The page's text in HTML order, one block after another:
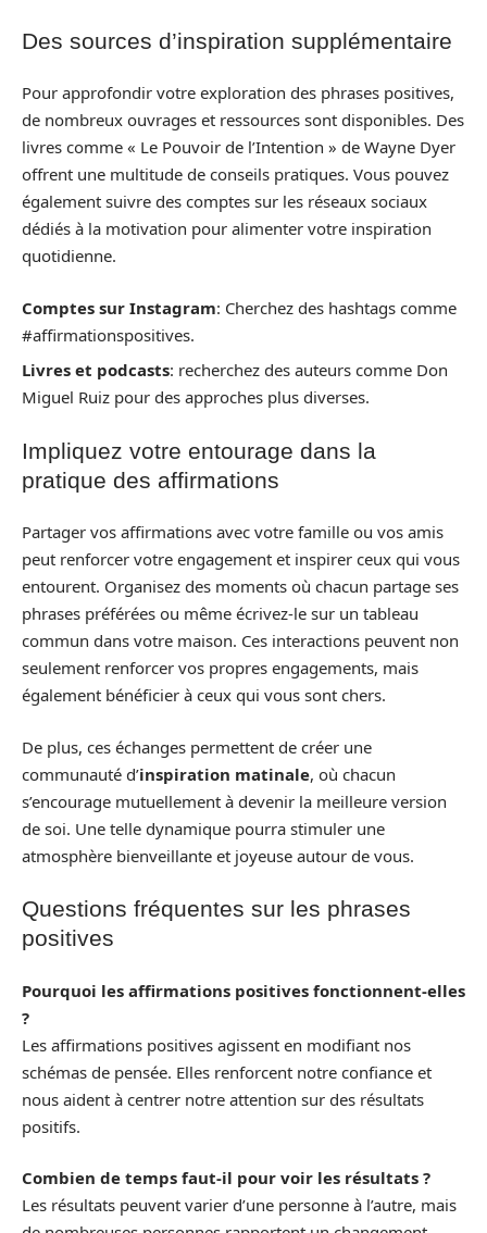
Des sources d’inspiration supplémentaire
Pour approfondir votre exploration des phrases positives,
de nombreux ouvrages et ressources sont disponibles. Des
livres comme « Le Pouvoir de l’Intention » de Wayne Dyer
offrent une multitude de conseils pratiques. Vous pouvez
également suivre des comptes sur les réseaux sociaux
dédiés à la motivation pour alimenter votre inspiration
quotidienne.
Comptes sur Instagram: Cherchez des hashtags comme
#affirmationspositives.
Livres et podcasts: recherchez des auteurs comme Don
Miguel Ruiz pour des approches plus diverses.
Impliquez votre entourage dans la
pratique des affirmations
Partager vos affirmations avec votre famille ou vos amis
peut renforcer votre engagement et inspirer ceux qui vous
entourent. Organisez des moments où chacun partage ses
phrases préférées ou même écrivez-le sur un tableau
commun dans votre maison. Ces interactions peuvent non
seulement renforcer vos propres engagements, mais
également bénéficier à ceux qui vous sont chers.
De plus, ces échanges permettent de créer une
communauté d’inspiration matinale, où chacun
s’encourage mutuellement à devenir la meilleure version
de soi. Une telle dynamique pourra stimuler une
atmosphère bienveillante et joyeuse autour de vous.
Questions fréquentes sur les phrases
positives
Pourquoi les affirmations positives fonctionnent-elles
?
Les affirmations positives agissent en modifiant nos
schémas de pensée. Elles renforcent notre confiance et
nous aident à centrer notre attention sur des résultats
positifs.
Combien de temps faut-il pour voir les résultats ?
Les résultats peuvent varier d’une personne à l’autre, mais